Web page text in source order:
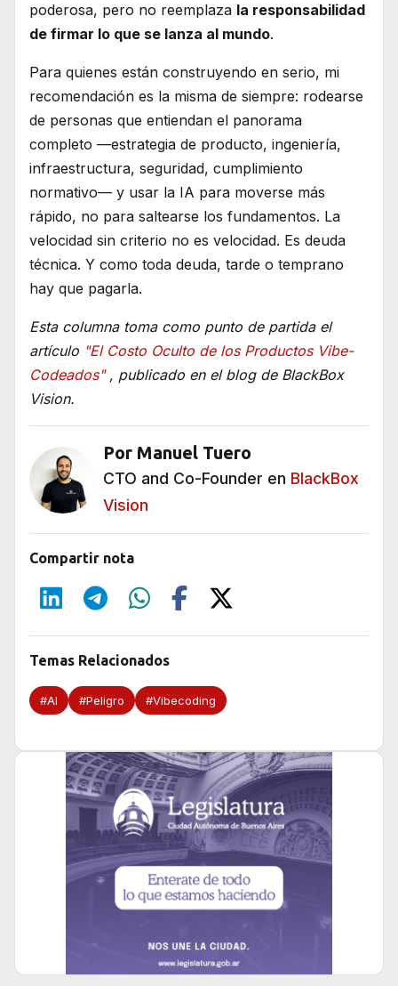
poderosa, pero no reemplaza la responsabilidad
de firmar lo que se lanza al mundo.
Para quienes están construyendo en serio, mi
recomendación es la misma de siempre: rodearse
de personas que entiendan el panorama
completo —estrategia de producto, ingeniería,
infraestructura, seguridad, cumplimiento
normativo— y usar la IA para moverse más
rápido, no para saltearse los fundamentos. La
velocidad sin criterio no es velocidad. Es deuda
técnica. Y como toda deuda, tarde o temprano
hay que pagarla.
Esta columna toma como punto de partida el
artículo "El Costo Oculto de los Productos Vibe-
Codeados", publicado en el blog de BlackBox
Vision.
Por Manuel Tuero
CTO and Co-Founder en BlackBox
Vision
Compartir nota
Temas Relacionados
#AI #Peligro #Vibecoding